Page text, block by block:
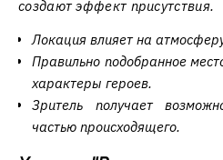
создают эффект присутствия.
Локация влияет на
Правильно подобранное
характеры героев.
Зритель получает
частью происходящего.